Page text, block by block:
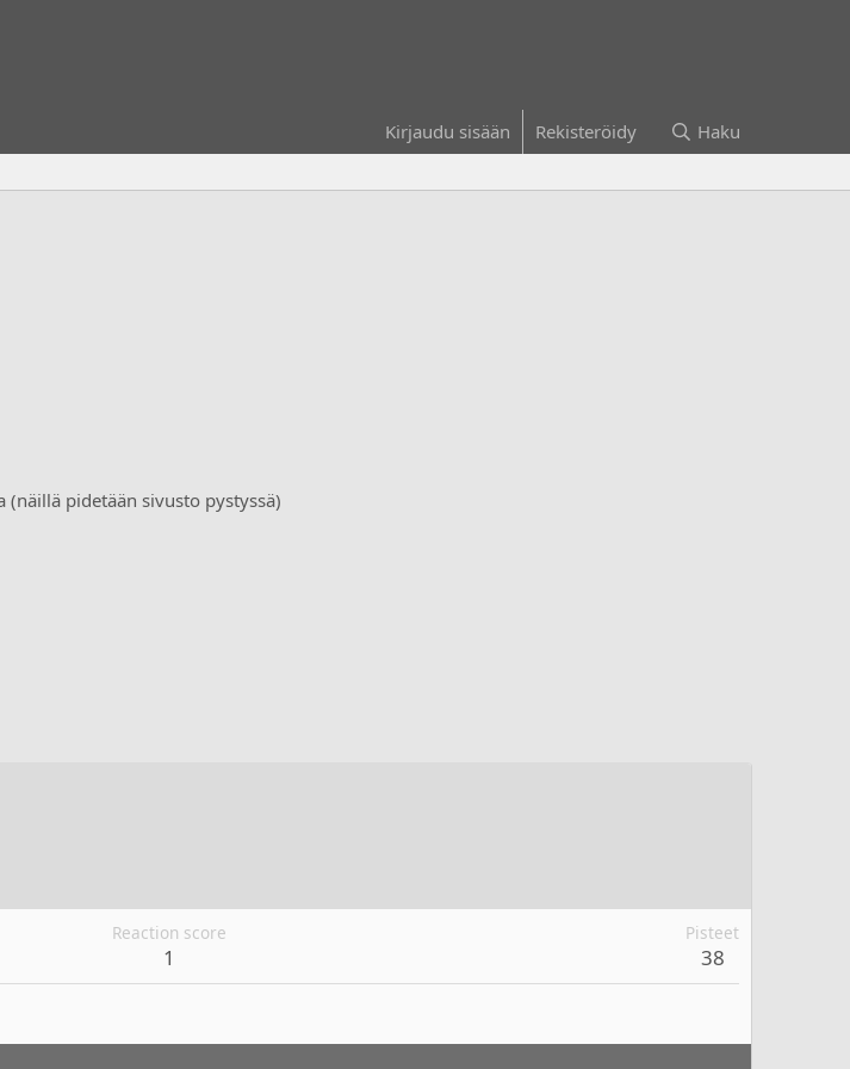
Kirjaudu sisään Rekisteröidy Haku
(näillä pidetään sivusto pystyssä)
Reaction score
1
Pisteet
38